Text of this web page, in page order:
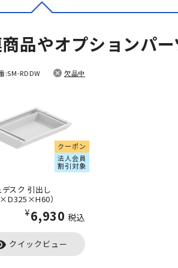
品やオプションパ
:SM-RDDW 欠品中
クーポン
法人会員
割引対象
デスク 引出し
）
¥6,930 税込
クイックビュー